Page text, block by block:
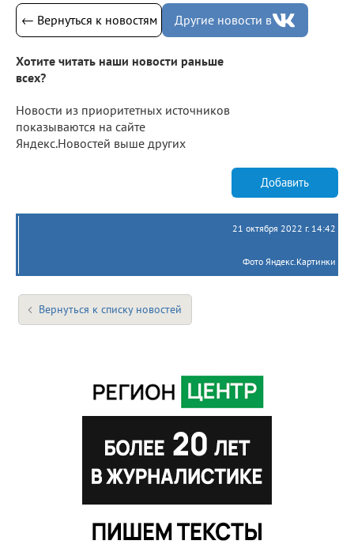
← Вернуться к новостям Другие новости в
Хотите читать наши новости раньше
всех?
Новости из приоритетных источников
показываются на сайте
Яндекс.Новостей выше других
Добавить
21 октября 2022 г. 14:42
Фото Яндекс.Картинки
Вернуться к списку новостей